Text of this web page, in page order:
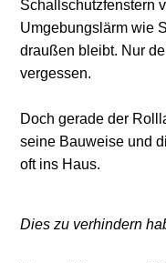
Schallschutzfenstern
Umgebungslärm wie
draußen bleibt. Nur
vergessen.
Doch gerade der
seine Bauweise und
oft ins Haus.
Dies zu verhindern